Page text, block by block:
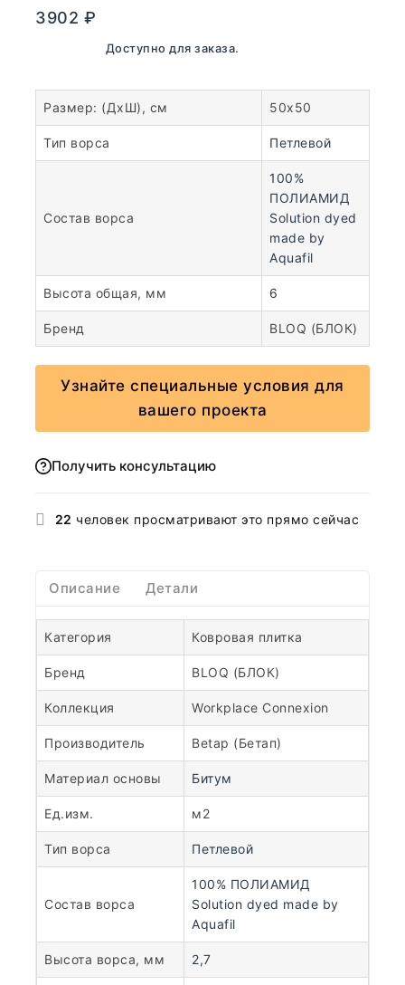
3902 ₽
В наличии. Доступно для заказа.
Размер: (ДхШ), см 50х50
Тип ворса Петлевой
Состав ворса
100%
ПОЛИАМИД
Solution dyed
made by
Aquafil
Высота общая, мм 6
Бренд BLOQ (БЛОК)
Узнайте специальные условия для
вашего проекта
Получить консультацию
22 человек просматривают это прямо сейчас
Описание Детали
Категория Ковровая плитка
Бренд BLOQ (БЛОК)
Коллекция Workplace Connexion
Производитель Betap (Бетап)
Материал основы Битум
Ед.изм. м2
Тип ворса Петлевой
Состав ворса
100% ПОЛИАМИД
Solution dyed made by
Aquafil
Высота ворса, мм 2,7